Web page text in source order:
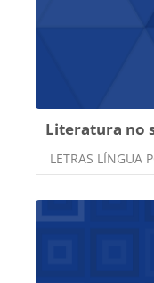
Literatura no
Categoria do
LETRAS LÍNGUA